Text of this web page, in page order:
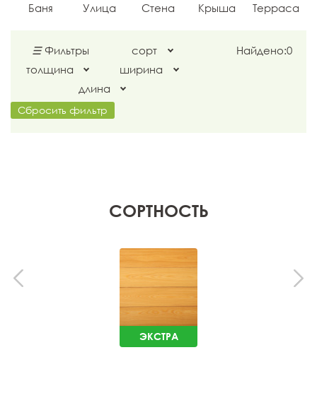
Баня Улица Стена Крыша Терраса
☰ Фильтры
сорт
толщина
ширина
длина
Найдено:0
Сбросить фильтр
СОРТНОСТЬ
ЭКСТРА